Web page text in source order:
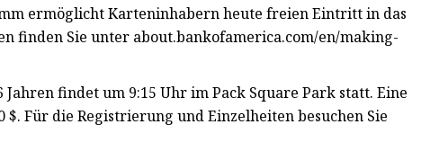
ermöglicht Karteninhabern heute freien Eintritt in das
finden Sie unter about.bankofamerica.com/en/making-
findet um 9:15 Uhr im Pack Square Park statt. Eine
Für die Registrierung und Einzelheiten besuchen Sie